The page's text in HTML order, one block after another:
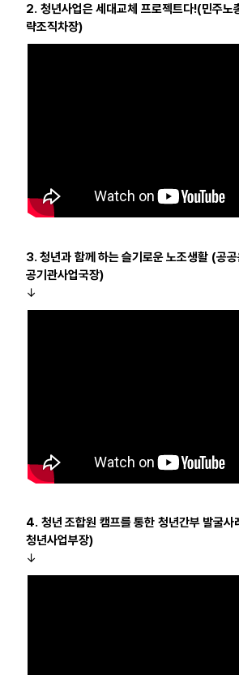
2. 청년사업은 세대교체 프로젝트다!(민주노
략조직차장)
3. 청년과 함께 하는 슬기로운 노조생활 (공
공기관사업국장)
↓
4. 청년 조합원 캠프를 통한 청년간부 발굴사
청년사업부장)
↓